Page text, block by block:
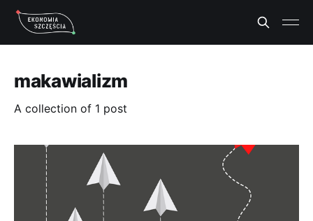
makawializm
A collection of 1 post